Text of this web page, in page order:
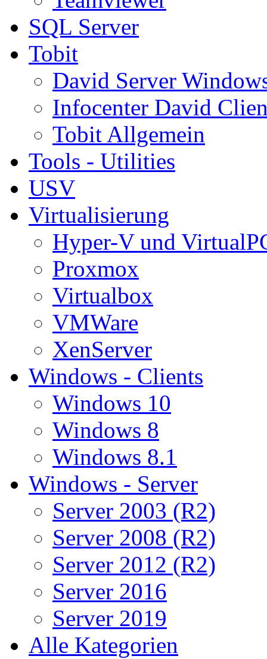
SQL Server
Tobit
David Server
Infocenter David
Tobit Allgemein
Tools - Utilities
USV
Virtualisierung
Hyper-V und
Proxmox
Virtualbox
VMWare
XenServer
Windows - Clients
Windows 10
Windows 8
Windows 8.1
Windows - Server
Server 2003 (R2)
Server 2008 (R2)
Server 2012 (R2)
Server 2016
Server 2019
Alle Kategorien